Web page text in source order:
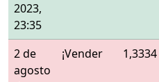
2023,
23:35
2 de
agosto
¡Vender 1,3334